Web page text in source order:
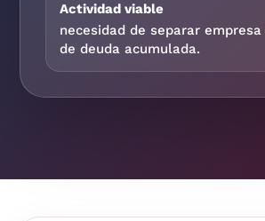
Actividad viable
necesidad de separar
de deuda acumulada.